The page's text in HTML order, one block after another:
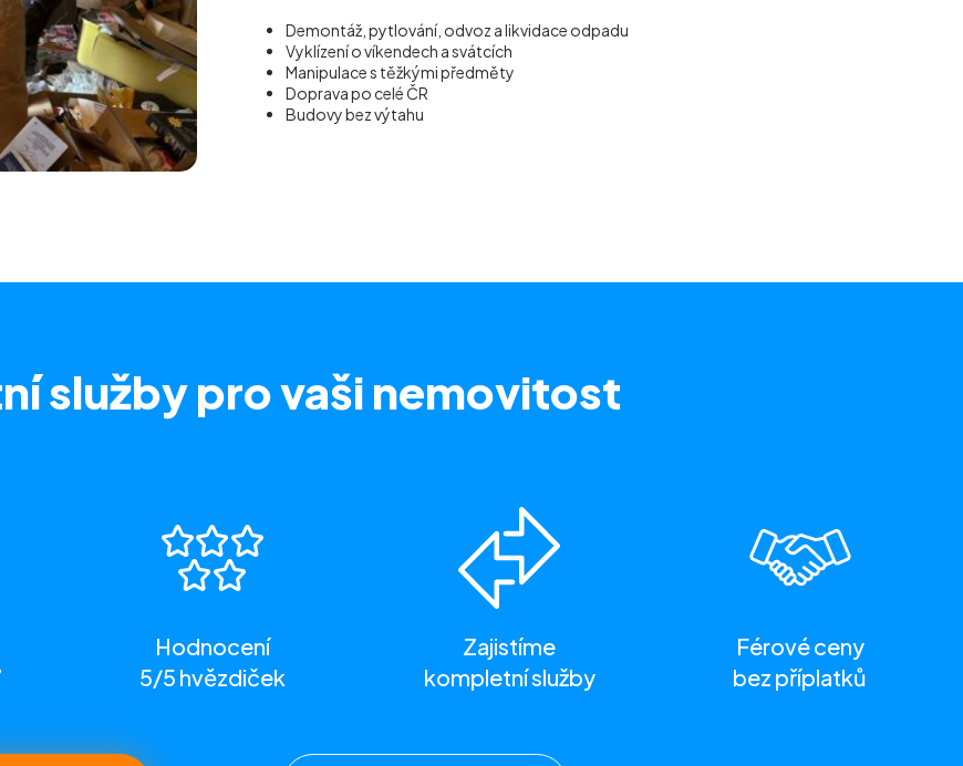
Demontáž, pytlování, odvoz a likvidace odpadu
Vyklízení o víkendech a svátcích
Manipulace s těžkými předměty
Doprava po celé ČR
Budovy bez výtahu
službypro vaši nemovitost
Hodnocení
5/5 hvězdiček
Zajistíme
kompletní služby
Férové ceny
bez příplatků